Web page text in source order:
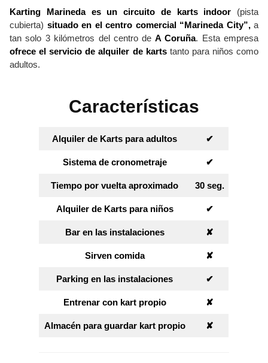
Karting Marineda es un circuito de karts indoor (pista
cubierta) situado en el centro comercial “Marineda City”, a
tan solo 3 kilómetros del centro de A Coruña. Esta empresa
ofrece el servicio de alquiler de kartstanto para niños como
adultos.
Características
Alquiler de Karts para adultos ✔︎
Sistema de cronometraje ✔︎
Tiempo por vuelta aproximado 30 seg.
Alquiler de Karts para niños ✔︎
Bar en las instalaciones ✘︎
Sirven comida ✘︎
Parking en las instalaciones ✔︎
Entrenar con kart propio ✘︎
Almacén para guardar kart propio ✘︎